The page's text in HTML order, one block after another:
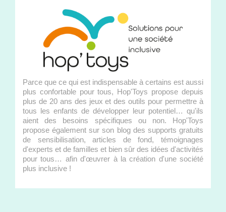
Parce que ce qui est indispensable à certains est aussi
plus confortable pour tous, Hop'Toys propose depuis
plus de 20 ans des jeux et des outils pour permettre à
tous les enfants de développer leur potentiel… qu'ils
aient des besoins spécifiques ou non. Hop'Toys
propose également sur son blog des supports gratuits
de sensibilisation, articles de fond, témoignages
d'experts et de familles et bien sûr des idées d'activités
pour tous… afin d'œuvrer à la création d'une société
plus inclusive !